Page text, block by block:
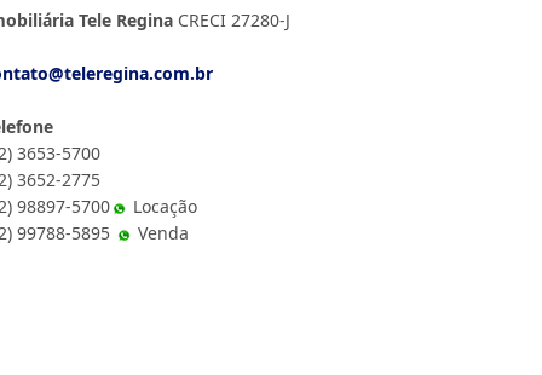
Tele Regina CRECI 27280-J
3653-5700
3652-2775
98897-5700
Locação
99788-5895
Venda